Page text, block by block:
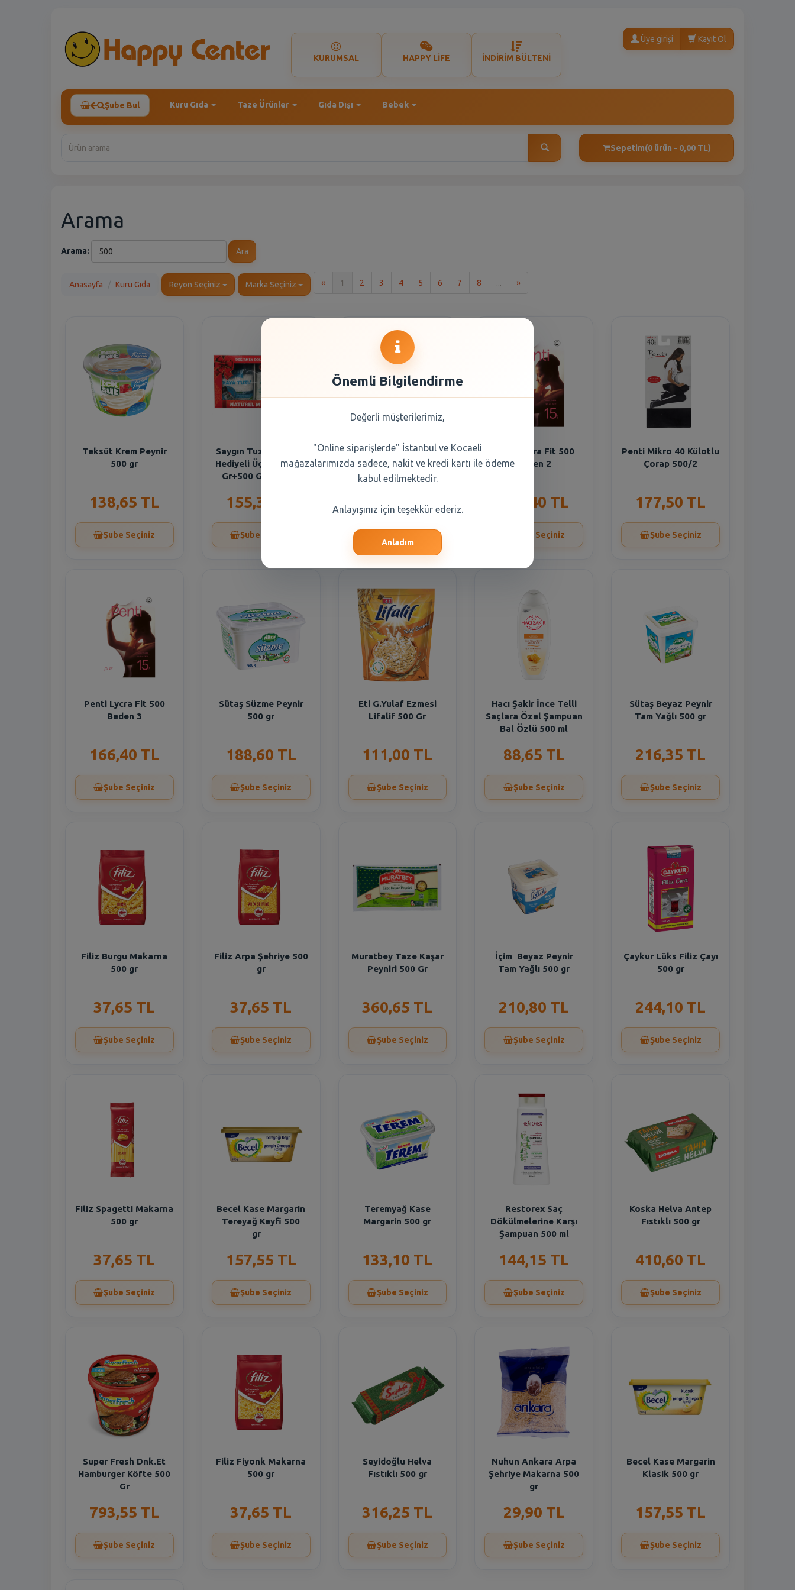
KURUMSAL HAPPY LİFE İNDİRİM BÜLTENİ
Üye girişi Kayıt Ol
Şube Bul Kuru Gıda Taze Ürünler Gıda Dışı Bebek
Sepetim(0 ürün - 0,00 TL)
Arama
Arama: Ara
Anasayfa Kuru Gıda Reyon Seçiniz Marka Seçiniz « 1 2 3 4 5 6 7 8 ... »Son
Teksüt Krem Peynir
500 gr
138,65 TL
Şube Seçiniz
Saygın Tuz Değirmen
Hediyeli Üçlü Set(500
Gr+500 Gr+110Gr)
155,30 TL
Şube Seçiniz
Penti Micro 40 Külotlu
Siyah 500/3
177,50 TL
Penti Lycra Fit 500
Beden 2
166,40 TL
Şube Seçiniz
Penti Mikro 40 Külotlu
Çorap 500/2
177,50 TL
Şube Seçiniz
Penti Lycra Fit 500
Beden 3
166,40 TL
Şube Seçiniz
Sütaş Süzme Peynir
500 gr
188,60 TL
Şube Seçiniz
Eti G.Yulaf Ezmesi
Lifalif 500 Gr
111,00 TL
Şube Seçiniz
Hacı Şakir İnce Telli
Saçlara Özel Şampuan
Bal Özlü 500 ml
88,65 TL
Şube Seçiniz
Sütaş Beyaz Peynir
Tam Yağlı 500 gr
216,35 TL
Şube Seçiniz
Filiz Burgu Makarna
500 gr
37,65 TL
Şube Seçiniz
Filiz Arpa Şehriye 500
gr
37,65 TL
Şube Seçiniz
Muratbey Taze Kaşar
Peyniri 500 Gr
360,65 TL
Şube Seçiniz
İçim Beyaz Peynir
Tam Yağlı 500 gr
210,80 TL
Şube Seçiniz
Çaykur Lüks Filiz Çayı
500 gr
244,10 TL
Şube Seçiniz
Filiz Spagetti Makarna
500 gr
37,65 TL
Şube Seçiniz
Becel Kase Margarin
Tereyağ Keyfi 500
gr
157,55 TL
Şube Seçiniz
Teremyağ Kase
Margarin 500 gr
133,10 TL
Şube Seçiniz
Restorex Saç
Dökülmelerine Karşı
Şampuan 500 ml
144,15 TL
Şube Seçiniz
Koska Helva Antep
Fıstıklı 500 gr
410,60 TL
Şube Seçiniz
Super Fresh Dnk.Et
Hamburger Köfte 500
Gr
793,55 TL
Şube Seçiniz
Filiz Fiyonk Makarna
500 gr
37,65 TL
Şube Seçiniz
Seyidoğlu Helva
Fıstıklı 500 gr
316,25 TL
Şube Seçiniz
Nuhun Ankara Arpa
Şehriye Makarna 500
gr
29,90 TL
Şube Seçiniz
Becel Kase Margarin
Klasik 500 gr
157,55 TL
Şube Seçiniz
Önemli Bilgilendirme
Değerli müşterilerimiz,
"Online siparişlerde" İstanbul ve Kocaeli
mağazalarımızda sadece, nakit ve kredi kartı ile ödeme
kabul edilmektedir.
Anlayışınız için teşekkür ederiz.
Anladım